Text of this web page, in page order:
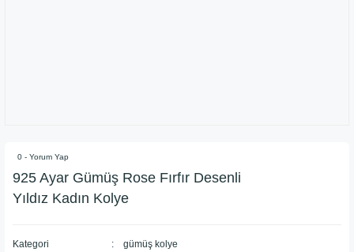
0 - Yorum Yap
925 Ayar Gümüş Rose Fırfır Desenli
Yıldız Kadın Kolye
Kategori gümüş kolye